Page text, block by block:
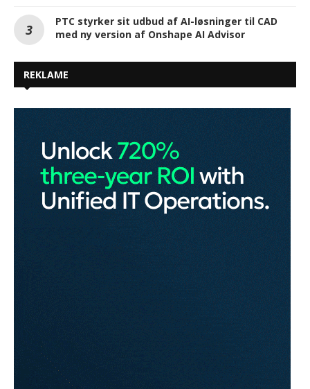
PTC styrker sit udbud af AI-løsninger til CAD
med ny version af Onshape AI Advisor
REKLAME